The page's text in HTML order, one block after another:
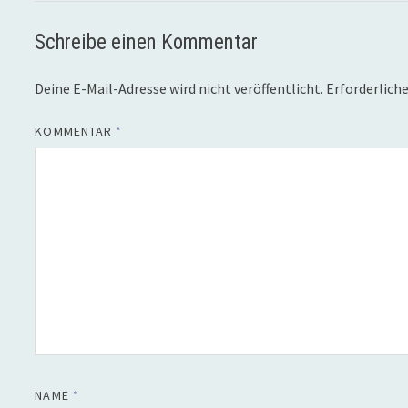
Schreibe einen Kommentar
Deine E-Mail-Adresse wird nicht veröffentlicht.
KOMMENTAR *
NAME *